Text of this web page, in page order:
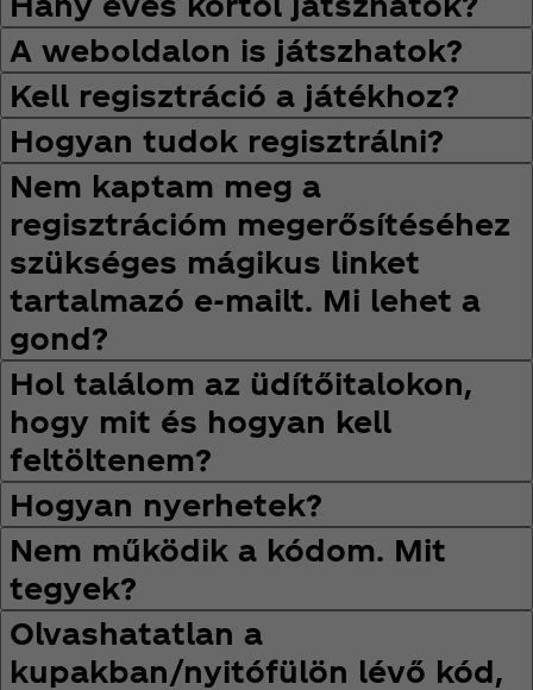
A weboldalon is játszhatok?
Kell regisztráció a játékhoz?
Hogyan tudok regisztrálni?
Nem kaptam meg a
regisztrációm megerősítéséhez
szükséges mágikus linket
tartalmazó e-mailt. Mi lehet a
gond?
Hol találom az üdítőitalokon,
hogy mit és hogyan kell
feltöltenem?
Hogyan nyerhetek?
Nem működik a kódom. Mit
tegyek?
Olvashatatlan a
kupakban/nyitófülön lévő kód,